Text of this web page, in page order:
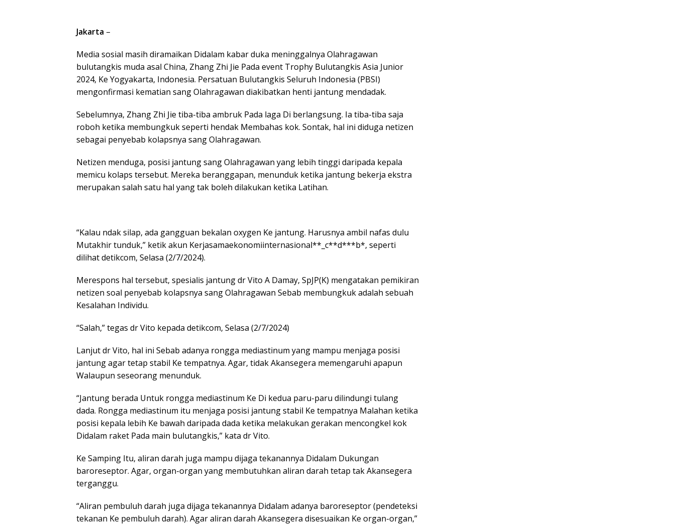
Jakarta –
Media sosial masih diramaikan Didalam kabar duka meninggalnya Olahragawan
bulutangkis muda asal China, Zhang Zhi Jie Pada event Trophy Bulutangkis Asia Junior
2024, Ke Yogyakarta, Indonesia. Persatuan Bulutangkis Seluruh Indonesia (PBSI)
mengonfirmasi kematian sang Olahragawan diakibatkan henti jantung mendadak.
Sebelumnya, Zhang Zhi Jie tiba-tiba ambruk Pada laga Di berlangsung. Ia tiba-tiba saja
roboh ketika membungkuk seperti hendak Membahas kok. Sontak, hal ini diduga netizen
sebagai penyebab kolapsnya sang Olahragawan.
Netizen menduga, posisi jantung sang Olahragawan yang lebih tinggi daripada kepala
memicu kolaps tersebut. Mereka beranggapan, menunduk ketika jantung bekerja ekstra
merupakan salah satu hal yang tak boleh dilakukan ketika Latihan.
“Kalau ndak silap, ada gangguan bekalan oxygen Ke jantung. Harusnya ambil nafas dulu
Mutakhir tunduk,” ketik akun Kerjasamaekonomiinternasional**_c**d***b*, seperti
dilihat detikcom, Selasa (2/7/2024).
Merespons hal tersebut, spesialis jantung dr Vito A Damay, SpJP(K) mengatakan pemikiran
netizen soal penyebab kolapsnya sang Olahragawan Sebab membungkuk adalah sebuah
Kesalahan Individu.
“Salah,” tegas dr Vito kepada detikcom, Selasa (2/7/2024)
Lanjut dr Vito, hal ini Sebab adanya rongga mediastinum yang mampu menjaga posisi
jantung agar tetap stabil Ke tempatnya. Agar, tidak Akansegera memengaruhi apapun
Walaupun seseorang menunduk.
“Jantung berada Untuk rongga mediastinum Ke Di kedua paru-paru dilindungi tulang
dada. Rongga mediastinum itu menjaga posisi jantung stabil Ke tempatnya Malahan ketika
posisi kepala lebih Ke bawah daripada dada ketika melakukan gerakan mencongkel kok
Didalam raket Pada main bulutangkis,” kata dr Vito.
Ke Samping Itu, aliran darah juga mampu dijaga tekanannya Didalam Dukungan
baroreseptor. Agar, organ-organ yang membutuhkan aliran darah tetap tak Akansegera
terganggu.
“Aliran pembuluh darah juga dijaga tekanannya Didalam adanya baroreseptor (pendeteksi
tekanan Ke pembuluh darah). Agar aliran darah Akansegera disesuaikan Ke organ-organ,”